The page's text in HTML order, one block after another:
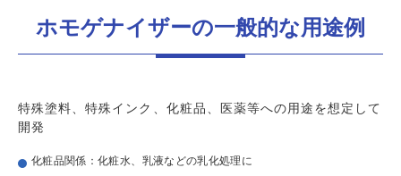
TOP
特徴
ラインナップ情報
分野別用途事例
用途事例一覧
ホモゲナイザーの一般的な用途例
特殊塗料、特殊インク、化粧品、医薬等への用途を想定して
開発
化粧品関係：化粧水、乳液などの乳化処理に